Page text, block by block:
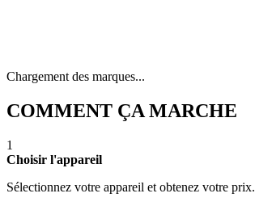
Chargement des marques...
COMMENT ÇA MARCHE
1
Choisir l'appareil
Sélectionnez votre appareil et obtenez votre prix.